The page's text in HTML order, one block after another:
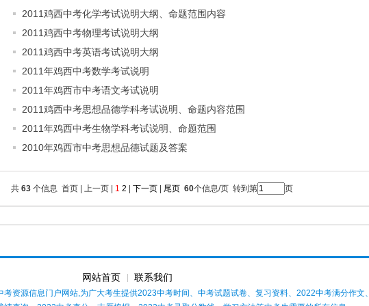
2011鸡西中考化学考试说明大纲、命题范围内容
2011鸡西中考物理考试说明大纲
2011鸡西中考英语考试说明大纲
2011年鸡西中考数学考试说明
2011年鸡西市中考语文考试说明
2011鸡西中考思想品德学科考试说明、命题内容范围
2011年鸡西中考生物学科考试说明、命题范围
2010年鸡西市中考思想品德试题及答案
共 63 个信息 首页 | 上一页 | 1 2 下一页 尾页 60个信息/页 转到第 页
网站首页 联系我们
资源信息门户网站,为广大考生提供2023中考时间、中考试题试卷、复习资料、2022中考满分作文、